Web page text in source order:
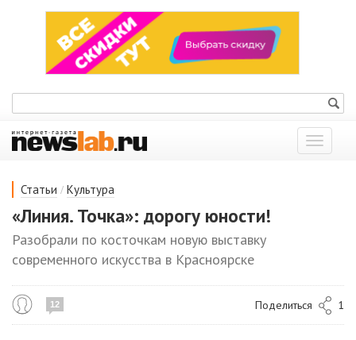
Показать
меню
Статьи / Культура
«Линия. Точка»: дорогу юности!
Разобрали по косточкам новую выставку
современного искусства в Красноярске
12 Поделиться 1